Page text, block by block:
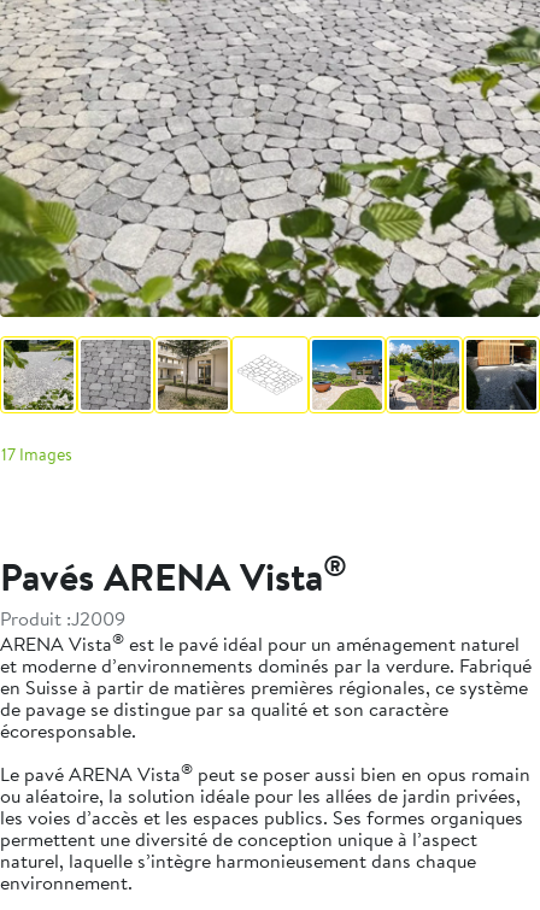
17 Images
Pavés ARENA Vista®
Produit :J2009
ARENA Vista® est le pavé idéal pour un aménagement naturel
et moderne d’environnements dominés par la verdure. Fabriqué
en Suisse à partir de matières premières régionales, ce système
de pavage se distingue par sa qualité et son caractère
écoresponsable.
Le pavé ARENA Vista® peut se poser aussi bien en opus romain
ou aléatoire, la solution idéale pour les allées de jardin privées,
les voies d’accès et les espaces publics. Ses formes organiques
permettent une diversité de conception unique à l’aspect
naturel, laquelle s’intègre harmonieusement dans chaque
environnement.